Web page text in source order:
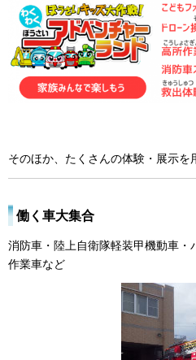
そのほか、たくさんの体験・展示を
働く車大集合
消防車・陸上自衛隊軽装甲機動車
作業車など